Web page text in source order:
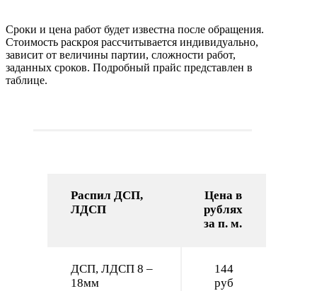
Сроки и цена работ будет известна после обращения.
Стоимость раскроя рассчитывается индивидуально,
зависит от величины партии, сложности работ,
заданных сроков. Подробный прайс представлен в
таблице.
Распил ДСП,
ЛДСП
Цена в
рублях
за п. м.
ДСП, ЛДСП 8 –
18мм
144
руб